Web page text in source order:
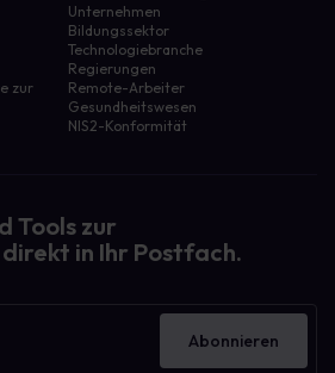
zur
Unternehmen
Bildungssektor
Technologiebranche
Regierungen
Remote-Arbeiter
Gesundheitswesen
NIS2-Konformität
Tools zur
in Ihr Postfach.
Abonnieren